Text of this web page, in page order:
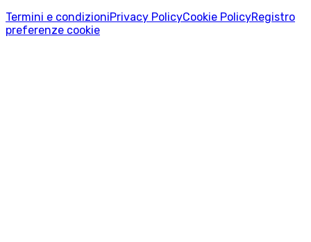
Termini e condizioniPrivacy PolicyCookie PolicyRegistro
preferenze cookie